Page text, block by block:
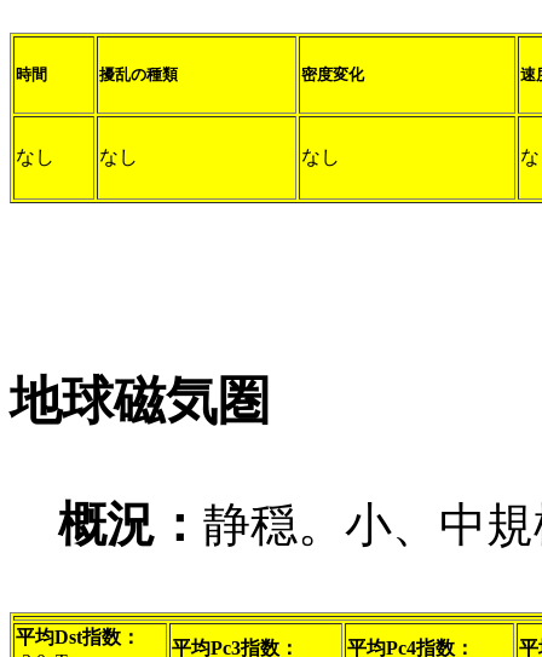
時間 擾乱の種類 密度変化 速
なし なし なし
地球磁気圏
概況： 静穏。小、中
平均Dst指数：
平均Pc3指数： 平均Pc4指数： 平